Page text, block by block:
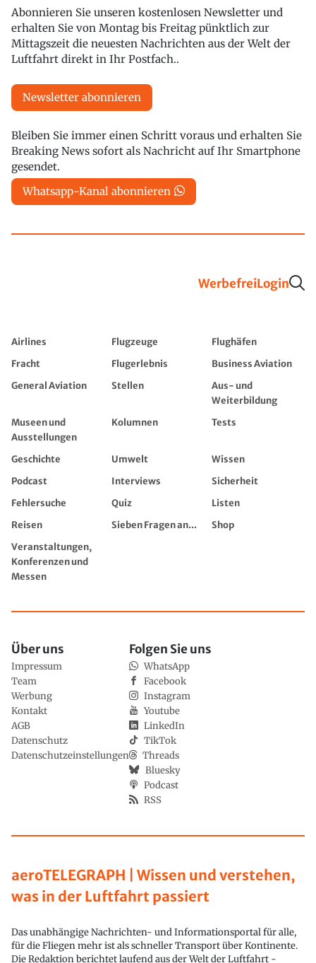
Abonnieren Sie unseren kostenlosen Newsletter und
erhalten Sie von Montag bis Freitag pünktlich zur
Mittagszeit die neuesten Nachrichten aus der Welt der
Luftfahrt direkt in Ihr Postfach..
Newsletter abonnieren
Bleiben Sie immer einen Schritt voraus und erhalten Sie
Breaking News sofort als Nachricht auf Ihr Smartphone
gesendet.
Whatsapp-Kanal abonnieren
WerbefreiLogin
Airlines Flugzeuge
Flughäfen
Fracht
Flugerlebnis
Business Aviation
General Aviation
Stellen
Aus- und
Weiterbildung
Museen und
Ausstellungen
Kolumnen Tests
Geschichte Umwelt
Wissen
Podcast
Interviews
Sicherheit
Fehlersuche
Quiz
Listen
Reisen
Sieben Fragen an...
Shop
Veranstaltungen,
Konferenzen und
Messen
aeroTELEGRAPH | Wissen und verstehen,
was in der Luftfahrt passiert
Das unabhängige Nachrichten- und Informationsportal für alle,
für die Fliegen mehr ist als schneller Transport über Kontinente.
Die Redaktion berichtet laufend aus der Welt der Luftfahrt -
Über uns
Impressum
Team
Werbung
Kontakt
AGB
Datenschutz
Datenschutzeinstellungen
Folgen Sie uns
WhatsApp
Facebook
Instagram
Youtube
LinkedIn
TikTok
Threads
Bluesky
Podcast
RSS